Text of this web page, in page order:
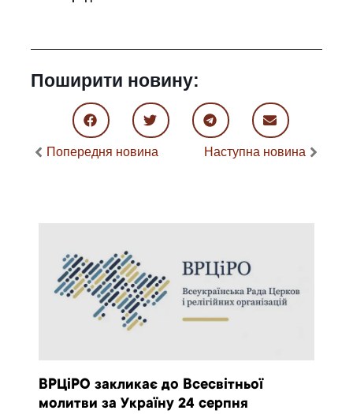
Поширити новину:
Попередня новина Наступна новина
ВРЦіРО закликає до Всесвітньої
молитви за Україну 24 серпня